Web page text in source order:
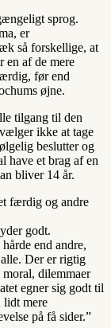
sprog.
er
så forskellige, at
en af de mere
før end
øjne.
tilgang til den
ikke at tage
beslutter og
have et brag af en
bliver 14 år.
færdig og andre
godt.
end andre,
Der er rigtig
dilemmaer
egner sig godt til
lidt mere
på få sider.”